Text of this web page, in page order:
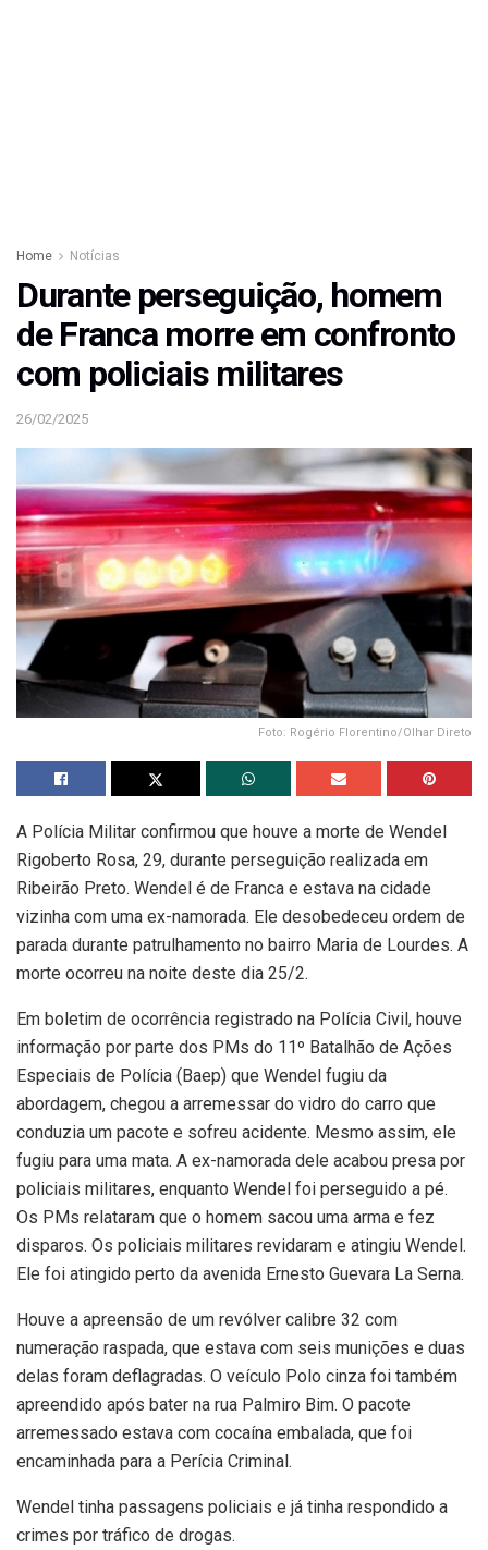
Home Notícias
Durante perseguição, homem
de Franca morre em confronto
com policiais militares
26/02/2025
Foto: Rogério Florentino/Olhar Direto
A Polícia Militar confirmou que houve a morte de Wendel
Rigoberto Rosa, 29, durante perseguição realizada em
Ribeirão Preto. Wendel é de Franca e estava na cidade
vizinha com uma ex-namorada. Ele desobedeceu ordem de
parada durante patrulhamento no bairro Maria de Lourdes. A
morte ocorreu na noite deste dia 25/2.
Em boletim de ocorrência registrado na Polícia Civil, houve
informação por parte dos PMs do 11º Batalhão de Ações
Especiais de Polícia (Baep) que Wendel fugiu da
abordagem, chegou a arremessar do vidro do carro que
conduzia um pacote e sofreu acidente. Mesmo assim, ele
fugiu para uma mata. A ex-namorada dele acabou presa por
policiais militares, enquanto Wendel foi perseguido a pé.
Os PMs relataram que o homem sacou uma arma e fez
disparos. Os policiais militares revidaram e atingiu Wendel.
Ele foi atingido perto da avenida Ernesto Guevara La Serna.
Houve a apreensão de um revólver calibre 32 com
numeração raspada, que estava com seis munições e duas
delas foram deflagradas. O veículo Polo cinza foi também
apreendido após bater na rua Palmiro Bim. O pacote
arremessado estava com cocaína embalada, que foi
encaminhada para a Perícia Criminal.
Wendel tinha passagens policiais e já tinha respondido a
crimes por tráfico de drogas.